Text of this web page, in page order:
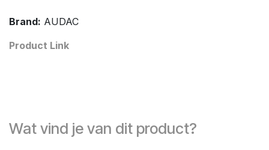
Brand: AUDAC
Product Link
Wat vind je van dit product?